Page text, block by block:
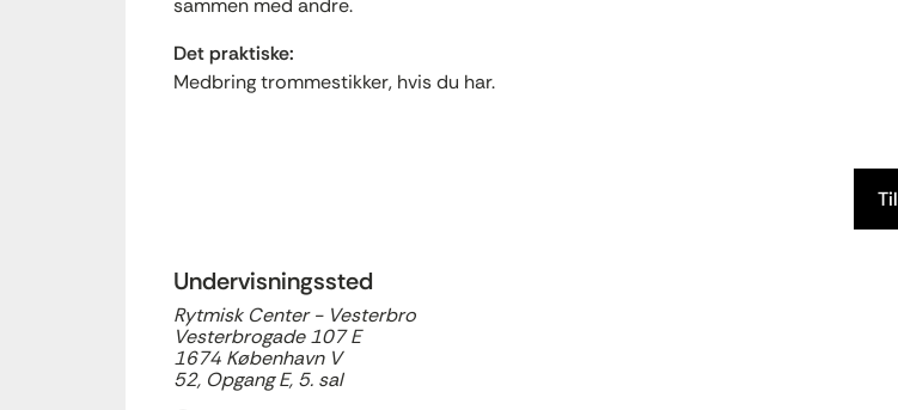
sammen med andre.
Det praktiske:
Medbring trommestikker, hvis du har.
Undervisningssted
Rytmisk Center - Vesterbro
Vesterbrogade 107 E
1674 København V
52, Opgang E, 5. sal